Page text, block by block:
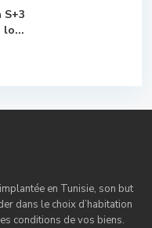
S+3
lo...
en Tunisie, son but
dans le choix d’habitation
conditions de vos biens.